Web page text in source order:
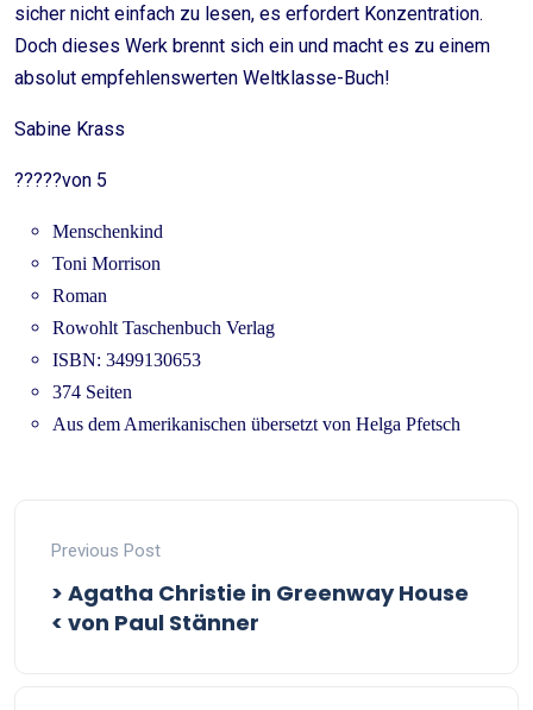
sicher nicht einfach zu lesen, es erfordert Konzentration.
Doch dieses Werk brennt sich ein und macht es zu einem
absolut empfehlenswerten Weltklasse-Buch!
Sabine Krass
?????von 5
Menschenkind
Toni Morrison
Roman
Rowohlt Taschenbuch Verlag
ISBN: 3499130653
374 Seiten
Aus dem Amerikanischen übersetzt von Helga Pfetsch
Previous Post
> Agatha Christie in Greenway House
< von Paul Stänner